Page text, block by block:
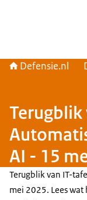
Defensie.nl
Terugblik
AI - 15
Terugblik van IT-
mei 2025. Lees wat